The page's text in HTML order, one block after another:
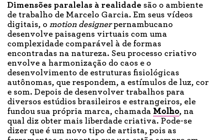
Dimensões paralelas à realidade são o ambiente
de trabalho de Marcelo Garcia. Em seus vídeos
digitais, o motion designerpernambucano
desenvolve paisagens virtuais com uma
complexidade comparável à de formas
encontradas na natureza. Seu processo criativo
envolve a harmonização do caos e o
desenvolvimento de estruturas fisiológicas
autônomas, que respondem, a estímulos de luz, cor
e som. Depois de desenvolver trabalhos para
diversos estúdios brasileiros e estrangeiros, ele
fundou sua própria marca, chamada Molho, na
qual diz obter mais liberdade criativa. Pode-se
dizer que é um novo tipo de artista, pois as